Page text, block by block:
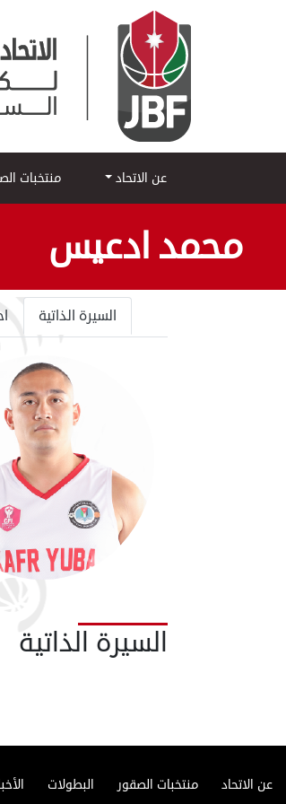
عن الاتحاد منتخبات
محمد ادعيس
السيرة الذاتية
السيرة الذاتية
عن الاتحاد منتخبات الصقور البطولات